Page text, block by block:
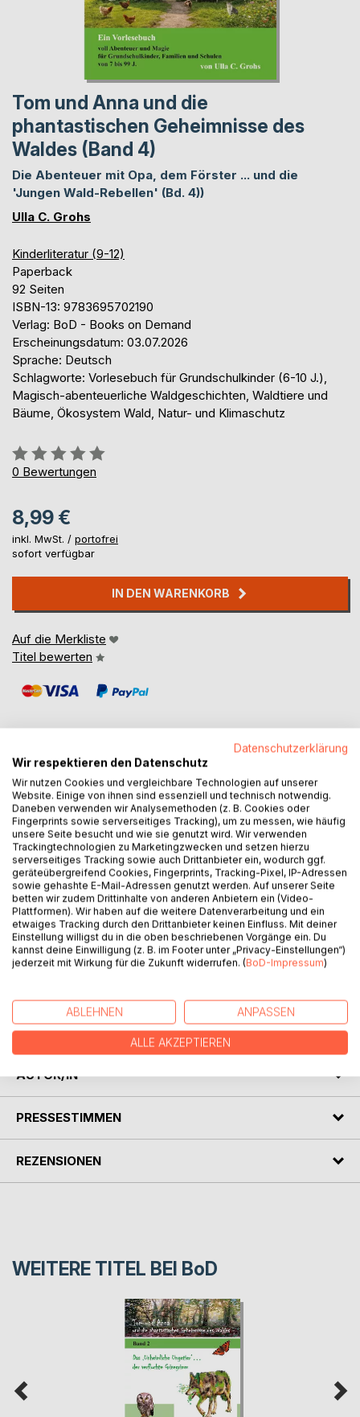
Tom und Anna und die
phantastischen Geheimnisse des
Waldes (Band 4)
Die Abenteuer mit Opa, dem Förster ... und die
'Jungen Wald-Rebellen' (Bd. 4))
Ulla C. Grohs
Kinderliteratur (9-12)
Paperback
92 Seiten
ISBN-13: 9783695702190
Verlag: BoD - Books on Demand
Erscheinungsdatum: 03.07.2026
Sprache: Deutsch
Schlagworte: Vorlesebuch für Grundschulkinder (6-10 J.),
Magisch-abenteuerliche Waldgeschichten, Waldtiere und
Bäume, Ökosystem Wald, Natur- und Klimaschutz
Bewertung::
0%
0 Bewertungen
8,99 €
inkl. MwSt. / portofrei
sofort verfügbar
IN DEN WARENKORB
Auf die Merkliste
Titel bewerten
BESCHREIBUNG
Bd. 4 - Vorlesebuch für Grundschulkinder von 6 - 10 J.
Die Kinder haben in all ihren Abenteuern in der Zauberwald-
Gemeinschaft viele phantastische Geheimnisse
kennengelernt; und die Wald-Abenteuer mit Großvater,
dem Förster, und sein Wald-Unterricht bringen immer
wieder Neues in ihre Welt. Nach so mancher
Herausforderung wachsen sie zu jungen Naturschützern
heran. (Und der Knaller zum Schluss: Großvater, hat zu
Annas Geburtstag noch eine Überraschung für die Kinder
Streit und Versöhnung, Eifersucht und Toleranz, Angst und
Mut spielen eine Rolle.
AUTOR/IN
PRESSESTIMMEN
REZENSIONEN
WEITERE TITEL BEI BoD
Datenschutzerklärung
Wir respektieren den Datenschutz
Wir nutzen Cookies und vergleichbare Technologien auf unserer
Website. Einige von ihnen sind essenziell und technisch notwendig.
Daneben verwenden wir Analysemethoden (z. B. Cookies oder
Fingerprints sowie serverseitiges Tracking), um zu messen, wie häufig
unsere Seite besucht und wie sie genutzt wird. Wir verwenden
Trackingtechnologien zu Marketingzwecken und setzen hierzu
serverseitiges Tracking sowie auch Drittanbieter ein, wodurch ggf.
geräteübergreifend Cookies, Fingerprints, Tracking-Pixel, IP-Adressen
sowie gehashte E-Mail-Adressen genutzt werden. Auf unserer Seite
betten wir zudem Drittinhalte von anderen Anbietern ein (Video-
Plattformen). Wir haben auf die weitere Datenverarbeitung und ein
etwaiges Tracking durch den Drittanbieter keinen Einfluss. Mit deiner
Einstellung willigst du in die oben beschriebenen Vorgänge ein. Du
kannst deine Einwilligung (z. B. im Footer unter „Privacy-Einstellungen“)
jederzeit mit Wirkung für die Zukunft widerrufen. (BoD-Impressum)
ABLEHNEN ANPASSEN
ALLE AKZEPTIEREN